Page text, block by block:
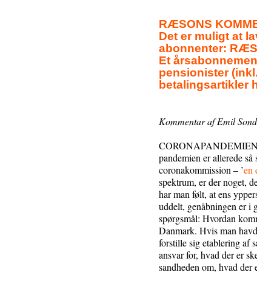
RÆSONS
Det er muligt at
abonnenter:
Et
pensionister
betalingsartikler
Kommentar af Emil
CORONAPANDEMIEN
pandemien er allerede
coronakommission – ’en
spektrum, er der noget,
har man følt, at ens
uddelt, genåbningen er i
spørgsmål: Hvordan
Danmark. Hvis man
forstille sig etablering af
ansvar for, hvad der er
sandheden om, hvad